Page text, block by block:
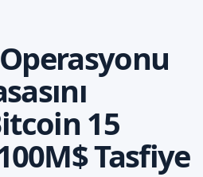
15
Tasfiye